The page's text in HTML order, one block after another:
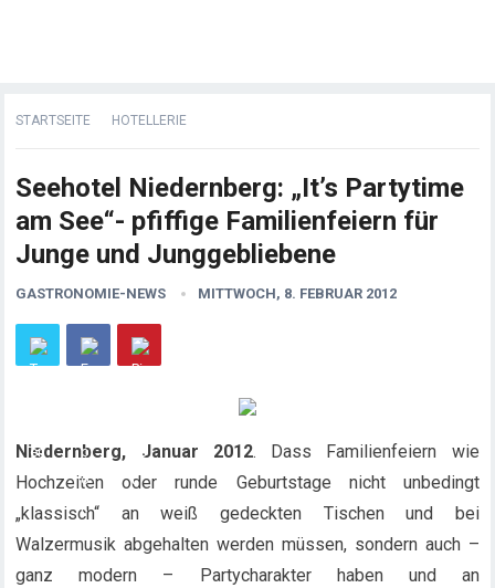
STARTSEITE HOTELLERIE
Seehotel Niedernberg: „It’s Partytime
am See“- pfiffige Familienfeiern für
Junge und Junggebliebene
GASTRONOMIE-NEWS MITTWOCH, 8. FEBRUAR 2012
Niedernberg, Januar 2012. Dass Familienfeiern wie
Hochzeiten oder runde Geburtstage nicht unbedingt
„klassisch“ an weiß gedeckten Tischen und bei
Walzermusik abgehalten werden müssen, sondern auch –
ganz modern – Partycharakter haben und an